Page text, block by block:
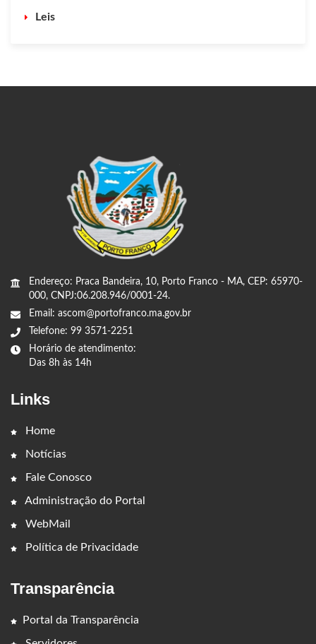
Leis
Endereço: Praca Bandeira, 10, Porto Franco - MA, CEP: 65970-
000, CNPJ:06.208.946/0001-24.
Email: ascom@portofranco.ma.gov.br
Telefone: 99 3571-2251
Horário de atendimento:
Das 8h às 14h
Links
Home
Notícias
Fale Conosco
Administração do Portal
WebMail
Política de Privacidade
Transparência
Portal da Transparência